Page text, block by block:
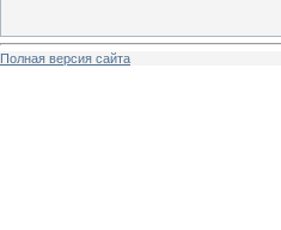
Полная версия сайта